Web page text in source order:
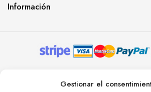
Gestionar el
Información
RESERVADOS. AGENCIA DE